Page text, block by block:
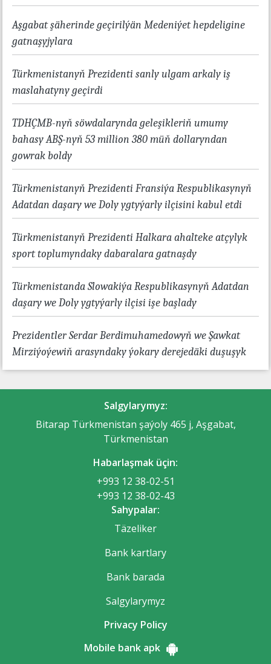
Aşgabat şäherinde geçirilýän Medeniýet hepdeligine
gatnaşyjylara
Türkmenistanyň Prezidenti sanly ulgam arkaly iş
maslahatyny geçirdi
TDHÇMB-nyň söwdalarynda geleşikleriň umumy
bahasy ABŞ-nyň 53 million 380 müň dollaryndan
gowrak boldy
Türkmenistanyň Prezidenti Fransiýa Respublikasynyň
Adatdan daşary we Doly ygtyýarly ilçisini kabul etdi
Türkmenistanyň Prezidenti Halkara ahalteke atçylyk
sport toplumyndaky dabaralara gatnaşdy
Türkmenistanda Slowakiýa Respublikasynyň Adatdan
daşary we Doly ygtyýarly ilçisi işe başlady
Prezidentler Serdar Berdimuhamedowyň we Şawkat
Mirziýoýewiň arasyndaky ýokary derejedäki duşuşyk
Salgylarymyz:
Bitarap Türkmenistan şaýoly 465 j, Aşgabat,
Türkmenistan
Habarlaşmak üçin:
+993 12 38-02-51
+993 12 38-02-43
Sahypalar:
Täzeliker
Bank kartlary
Bank barada
Salgylarymyz
Privacy Policy
Mobile bank apk